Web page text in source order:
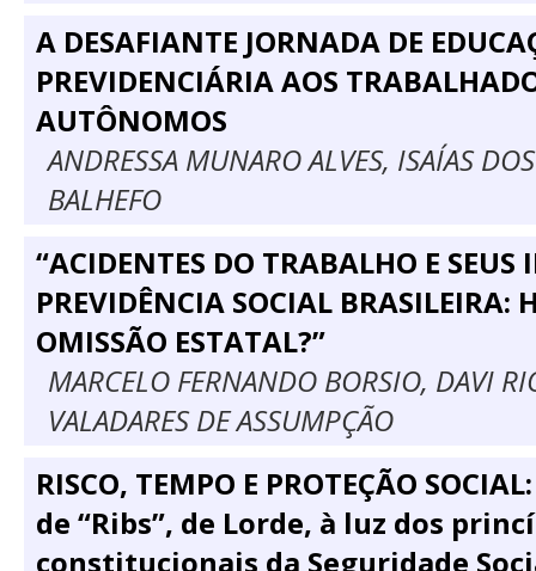
A DESAFIANTE JORNADA DE
PREVIDENCIÁRIA AOS
AUTÔNOMOS
ANDRESSA MUNARO ALVES, ISAÍAS
BALHEFO
“ACIDENTES DO TRABALHO E
PREVIDÊNCIA SOCIAL BRASILEIRA:
OMISSÃO ESTATAL?”
MARCELO FERNANDO BORSIO, DAVI
VALADARES DE ASSUMPÇÃO
RISCO, TEMPO E PROTEÇÃO
de “Ribs”, de Lorde, à luz dos
constitucionais da Seguridade